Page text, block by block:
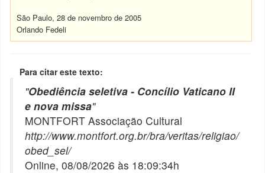
São Paulo, 28 de novembro de 2005
Orlando Fedeli
Para citar este texto:
"Obediência seletiva - Concílio Vaticano II
e nova missa"
MONTFORT Associação Cultural
http://www.montfort.org.br/bra/veritas/religiao/
obed_sel/
Online, 08/08/2026 às 18:09:34h